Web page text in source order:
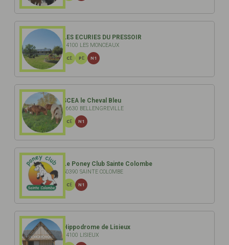
LES ECURIES DU PRESSOIR
14100 LES MONCEAUX
CE PE N1
SCEA le Cheval Bleu
76630 BELLENGREVILLE
CE N1
Le Poney Club Sainte Colombe
50390 SAINTE COLOMBE
CE N1
Hippodrome de Lisieux
14100 LISIEUX